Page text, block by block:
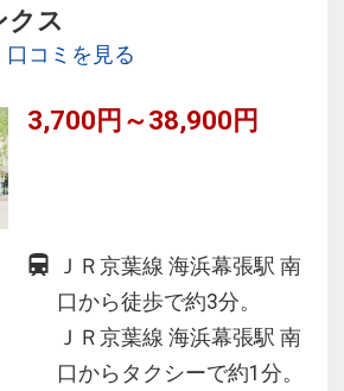
クス
口コミを見る
3,700円～38,900円
ＪＲ京葉線 海浜幕張駅 南
口から徒歩で約3分。
ＪＲ京葉線 海浜幕張駅 南
口からタクシーで約1分。